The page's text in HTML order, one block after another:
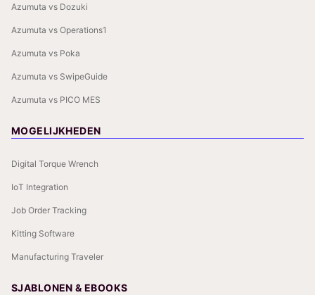
Azumuta vs Dozuki
Azumuta vs Operations1
Azumuta vs Poka
Azumuta vs SwipeGuide
Azumuta vs PICO MES
MOGELIJKHEDEN
Digital Torque Wrench
IoT Integration
Job Order Tracking
Kitting Software
Manufacturing Traveler
SJABLONEN & EBOOKS